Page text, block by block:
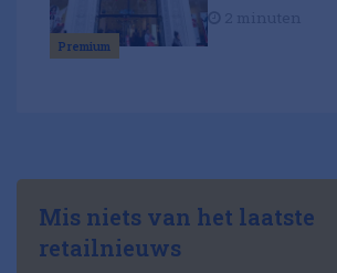
Premium
Mis niets van het laatste
retailnieuws